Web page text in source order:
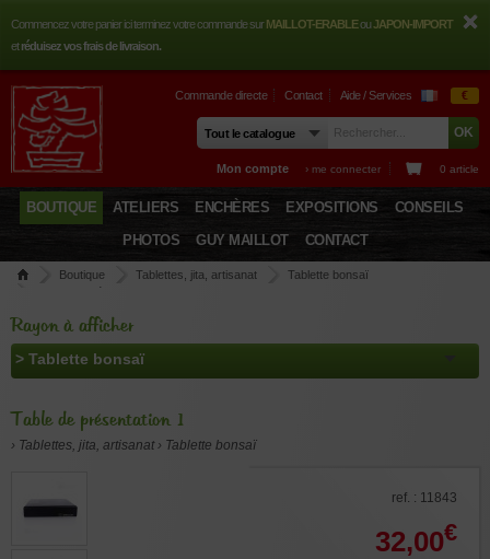
Commencez votre panier ici terminez votre commande surMAILLOT-ERABLEouJAPON-IMPORT
etréduisez vos frais de livraison.
Commande directe Contact Aide / Services €
Mon compte › me connecter 0 article
BOUTIQUE ATELIERS ENCHÈRES EXPOSITIONS
CONSEILS
PHOTOS
GUY MAILLOT CONTACT
Boutique Tablettes, jita, artisanat
Tablette bonsaï
Table de présentation 1
Rayon à afficher
Table de présentation 1
› Tablettes, jita, artisanat › Tablette bonsaï
ref. : 11843
32,00€